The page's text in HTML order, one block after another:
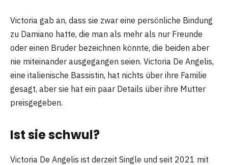
Victoria gab an, dass sie zwar eine persönliche Bindung
zu Damiano hatte, die man als mehr als nur Freunde
oder einen Bruder bezeichnen könnte, die beiden aber
nie miteinander ausgegangen seien. Victoria De Angelis,
eine italienische Bassistin, hat nichts über ihre Familie
gesagt, aber sie hat ein paar Details über ihre Mutter
preisgegeben.
Ist sie schwul?
Victoria De Angelis ist derzeit Single und seit 2021 mit